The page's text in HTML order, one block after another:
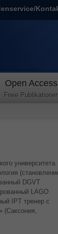
Open Access
Freie Publikationen
университета.
DGVT
LAGO
IPTтренер с
(Саксония,